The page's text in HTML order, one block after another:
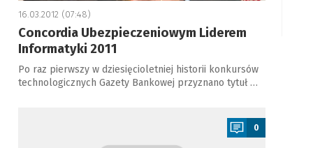
16.03.2012 (07:48)
Concordia Ubezpieczeniowym Liderem
Informatyki 2011
Po raz pierwszy w dziesięcioletniej historii konkursów
technologicznych Gazety Bankowej przyznano tytuł …
0